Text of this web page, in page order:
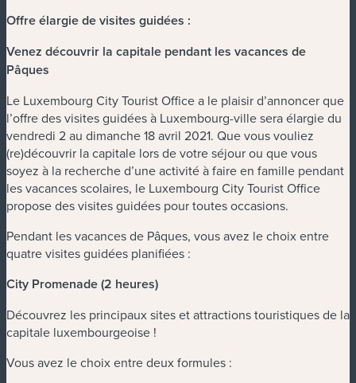
Offre élargie de visites guidées :
Venez découvrir la capitale pendant les vacances de
Pâques
Le Luxembourg City Tourist Office a le plaisir d’annoncer que
l’offre des visites guidées à Luxembourg-ville sera élargie du
vendredi 2 au dimanche 18 avril 2021. Que vous vouliez
(re)découvrir la capitale lors de votre séjour ou que vous
soyez à la recherche d’une activité à faire en famille pendant
les vacances scolaires, le Luxembourg City Tourist Office
propose des visites guidées pour toutes occasions.
Pendant les vacances de Pâques, vous avez le choix entre
quatre visites guidées planifiées :
City Promenade (2 heures)
Découvrez les principaux sites et attractions touristiques de la
capitale luxembourgeoise !
Vous avez le choix entre deux formules :